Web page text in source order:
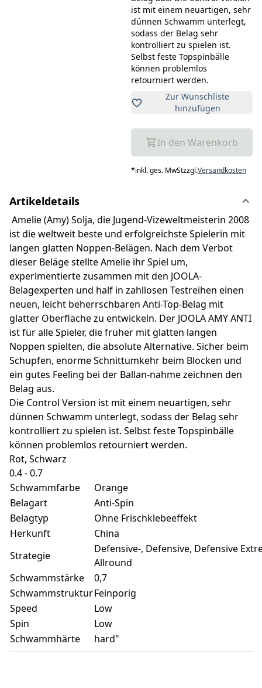
ist mit einem neuartigen, sehr
dünnen Schwamm unterlegt,
sodass der Belag sehr
kontrolliert zu spielen ist.
Selbst feste Topspinbälle
können problemlos
retourniert werden.
Zur Wunschliste
hinzufügen
In den Warenkorb
*inkl. ges. MwStzzgl.Versandkosten
Artikeldetails
Amelie (Amy) Solja, die Jugend-Vizeweltmeisterin 2008
ist die weltweit beste und erfolgreichste Spielerin mit
langen glatten Noppen-Belägen. Nach dem Verbot
dieser Beläge stellte Amelie ihr Spiel um,
experimentierte zusammen mit den JOOLA-
Belagexperten und half in zahllosen Testreihen einen
neuen, leicht beherrschbaren Anti-Top-Belag mit
glatter Oberfläche zu entwickeln. Der JOOLA AMY ANTI
ist für alle Spieler, die früher mit glatten langen
Noppen spielten, die absolute Alternative. Sicher beim
Schupfen, enorme Schnittumkehr beim Blocken und
ein gutes Feeling bei der Ballan-nahme zeichnen den
Belag aus.
Die Control Version ist mit einem neuartigen, sehr
dünnen Schwamm unterlegt, sodass der Belag sehr
kontrolliert zu spielen ist. Selbst feste Topspinbälle
können problemlos retourniert werden.
Rot, Schwarz
0.4 - 0.7
Schwammfarbe
Orange
Belagart
Anti-Spin
Belagtyp
Ohne Frischklebeeffekt
Herkunft
China
Strategie
Defensive-, Defensive, Defensive
Allround
Schwammstärke
0,7
SchwammstrukturFeinporig
Speed
Low
Spin
Low
Schwammhärte
hard"